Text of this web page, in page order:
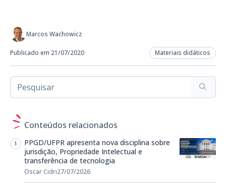
Marcos Wachowicz
Publicado em 21/07/2020 Materiais didáticos
Conteúdos relacionados
PPGD/UFPR apresenta nova disciplina sobre
jurisdição, Propriedade Intelectual e
transferência de tecnologia
Oscar Cidri27/07/2026